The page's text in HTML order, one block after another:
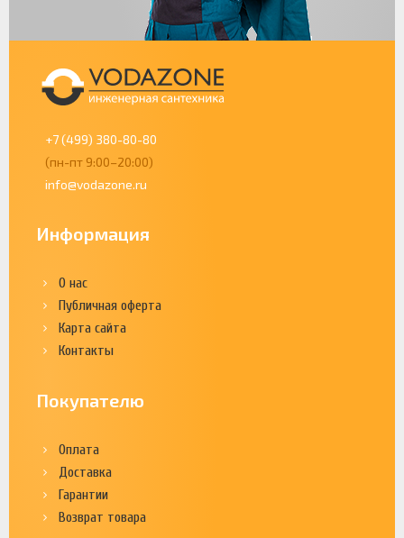
+7 (499) 380-80-80
(пн-пт 9:00–20:00)
info@vodazone.ru
Информация
О нас
Публичная оферта
Карта сайта
Контакты
Покупателю
Оплата
Доставка
Гарантии
Возврат товара